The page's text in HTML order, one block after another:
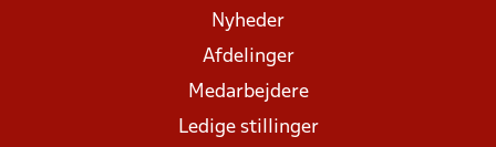
Nyheder
Afdelinger
Medarbejdere
Ledige stillinger